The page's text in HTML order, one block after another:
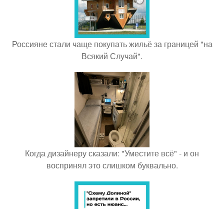
Россияне стали чаще покупать жильё за границей "на
Всякий Случай".
Когда дизайнеру сказали: "Уместите всё" - и он
воспринял это слишком буквально.